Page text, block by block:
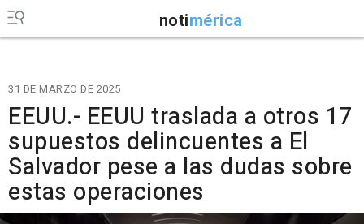
notimérica
31 DE MARZO DE 2025
EEUU.- EEUU traslada a otros 17
supuestos delincuentes a El
Salvador pese a las dudas sobre
estas operaciones